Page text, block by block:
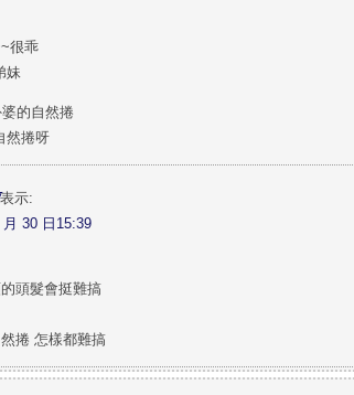
很乖
妹
的自然捲
然捲呀
表示:
30 日15:39
頭髮會挺難搞
捲 怎樣都難搞